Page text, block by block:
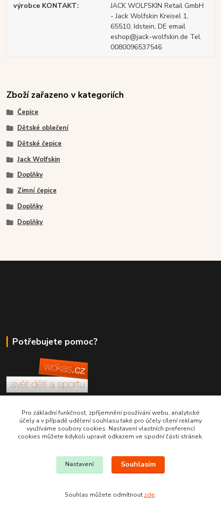
výrobce KONTAKT
JACK WOLFSKIN Retail GmbH
- Jack Wolfskin Kreisel 1,
65510, Idstein, DE email
eshop@jack-wolfskin.de Tel.
0080096537546
Zboží zařazeno v kategoriích
Čepice
Dětské oblečení
Dětské čepice
Jack Wolfskin
Doplňky
Zimní čepice
Doplňky
Doplňky
Potřebujete pomoc?
+420 380 830 198
wokas.online@yahoo.cz
Pro základní funkčnost, zpříjemnění používání webu, analytické
účely a v případě udělení souhlasu také pro účely cílení reklamy
využíváme soubory cookies. Nastavení vlastních preferencí
cookies můžete kdykoli upravit odkazem ve spodní části stránek.
Nastavení Souhlasím
Souhlas můžete odmítnout zde.